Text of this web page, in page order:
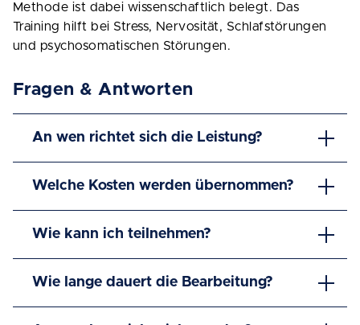
Methode ist dabei wissenschaftlich belegt. Das
Training hilft bei Stress, Nervosität, Schlafstörungen
und psychosomatischen Störungen.
Fragen & Antworten
An wen richtet sich die Leistung?
Welche Kosten werden übernommen?
Wie kann ich teilnehmen?
Wie lange dauert die Bearbeitung?